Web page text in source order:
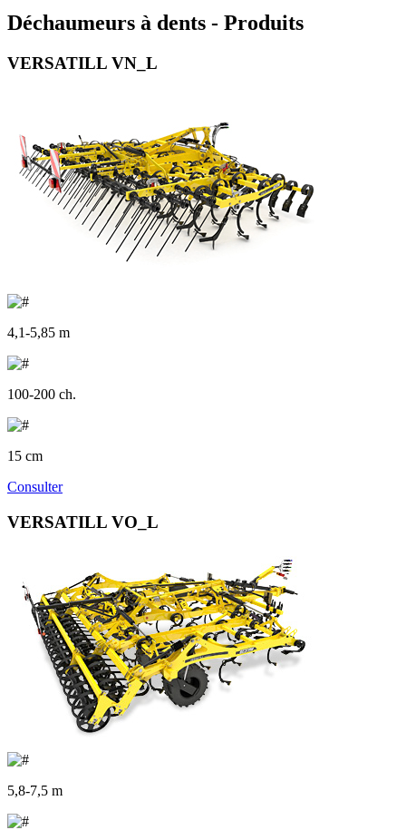
Déchaumeurs à dents - Produits
VERSATILL VN_L
4,1-5,85 m
100-200 ch.
15 cm
Consulter
VERSATILL VO_L
5,8-7,5 m